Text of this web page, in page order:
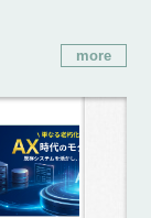
more